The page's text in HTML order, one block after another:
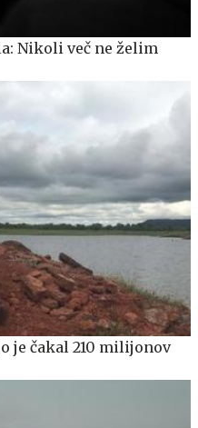
Nikoli več ne želim
je čakal 210 milijonov